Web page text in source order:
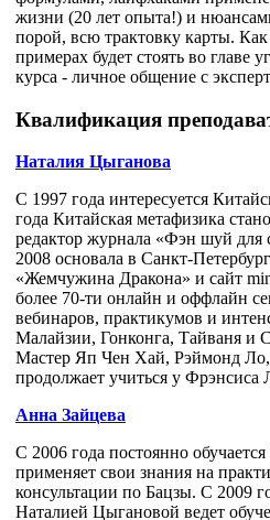
жизни (20 лет опыта!) и
порой, всю трактовку карты.
примерах будет стоять во главе
курса - личное общение с
Квалификация
Наталия Цыганова
С 1997 года интересуется
года Китайская метафизика
редактор журнала «Фэн шуй
2008 основала в Санкт-
«Жемчужина Дракона» и сайт
более 70-ти онлайн и оффлайн
вебинаров, практикумов и
Малайзии, Гонконга, Тайваня и
Мастер Яп Чен Хай, Рэймонд
продолжает учиться у Фрэнсиса
Анна Зайцева
С 2006 года постоянно
применяет свои знания на
консультации по Бацзы. С 2009
Наталией Цыгановой ведет